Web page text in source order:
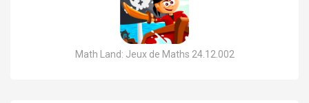
Math Land: Jeux de Maths 24.12.002